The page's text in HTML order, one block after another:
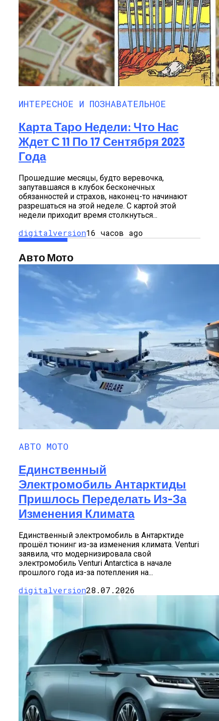
ИНТЕРЕСНОЕ И ПОЗНАВАТЕЛЬНОЕ
Карта Таро Недели: Что Нас
Ждет С 11 По 17 Сентября 2023
Года
Прошедшие месяцы, будто веревочка,
запутавшаяся в клубок бесконечных
обязанностей и страхов, наконец-то начинают
разрешаться на этой неделе. С картой этой
недели приходит время столкнуться...
digitalversion16 часов ago
Авто Мото
АВТО МОТО
Единственный
Электромобиль Антарктиды
Пришлось Переделать Из-За
Изменения Климата
Единственный электромобиль в Антарктиде
прошёл тюнинг из-за изменения климата. Venturi
заявила, что модернизировала свой
электромобиль Venturi Antarctica в начале
прошлого года из-за потепления на...
digitalversion28.07.2026